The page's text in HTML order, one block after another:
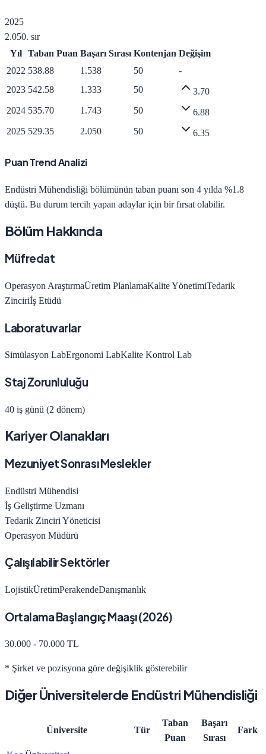
2025
2.050. sır
Yıl Taban Puan Başarı Sırası Kontenjan Değişim
2022 538.88 1.538 50
-
2023 542.58 1.333 50
3.70
2024 535.70 1.743 50
6.88
2025 529.35 2.050 50 6.35
Puan Trend Analizi
Endüstri Mühendisliği bölümünün taban puanı son 4 yılda %1.8
düştü. Bu durum tercih yapan adaylar için bir fırsat olabilir.
Bölüm Hakkında
Müfredat
Operasyon AraştırmaÜretim PlanlamaKalite YönetimiTedarik
Zinciriİş Etüdü
Laboratuvarlar
Simülasyon LabErgonomi LabKalite Kontrol Lab
Staj Zorunluluğu
40 iş günü (2 dönem)
Kariyer Olanakları
Mezuniyet Sonrası Meslekler
Endüstri Mühendisi
İş Geliştirme Uzmanı
Tedarik Zinciri Yöneticisi
Operasyon Müdürü
Çalışılabilir Sektörler
LojistikÜretimPerakendeDanışmanlık
Ortalama Başlangıç Maaşı (2026)
30.000 - 70.000 TL
* Şirket ve pozisyona göre değişiklik gösterebilir
Diğer Üniversitelerde Endüstri Mühendisliği
Üniversite Tür
Taban
Puan
Başarı
Sırası
Fark